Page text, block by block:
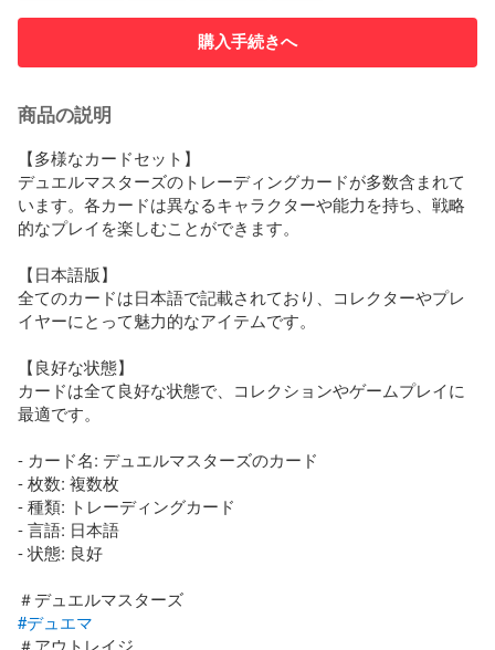
購入手続きへ
商品の説明
【多様なカードセット】
デュエルマスターズのトレーディングカードが多数含まれて
います。各カードは異なるキャラクターや能力を持ち、戦略
的なプレイを楽しむことができます。
【日本語版】
全てのカードは日本語で記載されており、コレクターやプレ
イヤーにとって魅力的なアイテムです。
【良好な状態】
カードは全て良好な状態で、コレクションやゲームプレイに
最適です。
- カード名: デュエルマスターズのカード
- 枚数: 複数枚
- 種類: トレーディングカード
- 言語: 日本語
- 状態: 良好
#デュエマ